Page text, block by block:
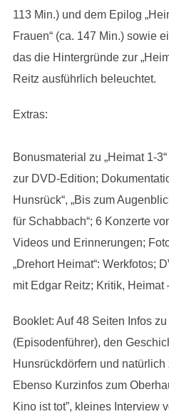
113 Min.) und dem Epilog
Frauen“ (ca. 147 Min.) sowie
das die Hintergründe zur
Reitz ausführlich beleuchtet.
Extras:
Bonusmaterial zu „Heimat 1-
zur DVD-Edition;
Hunsrück“, „Bis zum
für Schabbach“; 6 Konzerte
Videos und Erinnerungen;
„Drehort Heimat“: Werkfotos;
mit Edgar Reitz; Kritik, Heimat
Booklet: Auf 48 Seiten Infos
(Episodenführer), den
Hunsrückdörfern und
Ebenso Kurzinfos zum
Kino ist tot”, kleines Interview